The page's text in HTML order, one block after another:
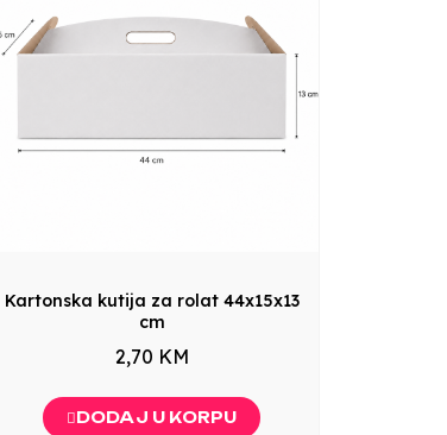
Kartonska kutija za rolat 44x15x13
cm
2,70 KM
DODAJ U KORPU